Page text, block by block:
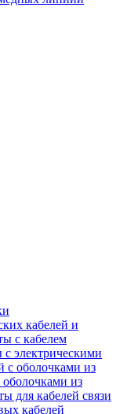
кабелей и
с кабелем
электрическими
с оболочками из
из
для кабелей связи
кабелей